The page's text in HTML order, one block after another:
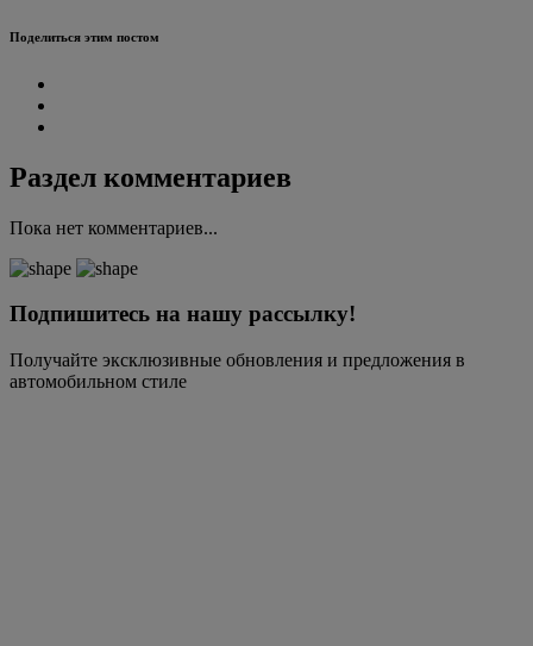
Поделиться этим постом
Раздел комментариев
Пока нет комментариев...
Подпишитесь на нашу рассылку!
Получайте эксклюзивные обновления и предложения в
автомобильном стиле